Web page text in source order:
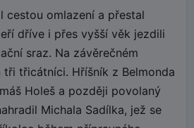
cestou omlazení a přestal
dříve i přes vyšší věk jezdili
sraz. Na závěrečném
tři třicátníci. Hříšník z Belmonda
Holeš a později povolaný
Michala Sadílka, jež se